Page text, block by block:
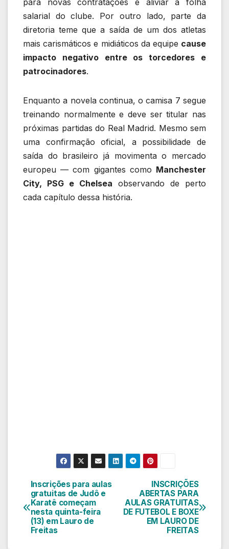
salarial do clube. Por outro lado, parte da
diretoria teme que a saída de um dos atletas
mais carismáticos e midiáticos da equipe cause
impacto negativo entre os torcedores e
patrocinadores.
Enquanto a novela continua, o camisa 7 segue
treinando normalmente e deve ser titular nas
próximas partidas do Real Madrid. Mesmo sem
uma confirmação oficial, a possibilidade de
saída do brasileiro já movimenta o mercado
europeu — com gigantes como Manchester
City, PSG e Chelsea observando de perto
cada capítulo dessa história.
Navegação
de
Post
INSCRIÇÕES
ABERTAS PARA
AULAS GRATUITAS
DE FUTEBOL E BOXE
EM LAURO DE
FREITAS
Inscrições para aulas
gratuitas de Judô e
Karatê começam
nesta quinta-feira
(13) em Lauro de
Freitas